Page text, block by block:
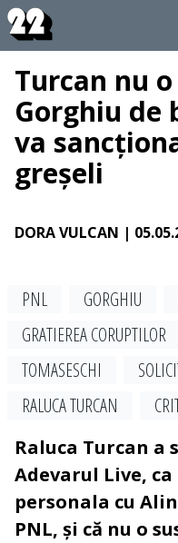
Turcan nu
Gorghiu de
va
greșeli
DORA VULCAN |
PNL GORGHIU
GRATIEREA CORUPTILOR
TOMASESCHI
RALUCA TURCAN
Raluca Turcan a
Adevarul Live,
personala cu
PNL, și că nu o